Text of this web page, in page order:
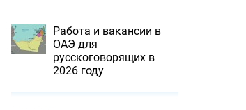
Работа и вакансии в
ОАЭ для
русскоговорящих в
2026 году